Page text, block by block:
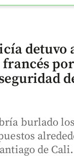
detuvo
burlado
de Cali.